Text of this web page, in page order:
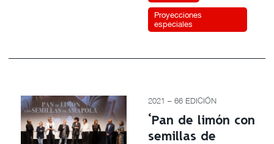
Proyecciones
especiales
2021 – 66 EDICIÓN
‘Pan de limón con
semillas de